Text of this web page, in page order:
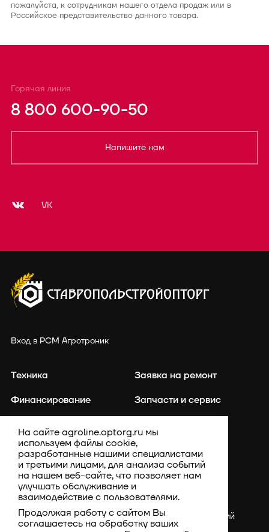
пожалуйста, к сотрудникам нашего отдела продаж или в
Российское представительство данного товара.
Горячая линия
8 800 600-90-50
Напишите нам
VK
Вход в РСМ Агротроник
Техника
Финансирование
Каталог запасных частей
Компания
Заявка на ремонт
Запчасти и сервис
Акции
Россия, Ставропольский
край, Шпаковский
На сайте agroline.optorg.ru мы
используем файлы cookie,
разработанные нашими специалистами
и третьими лицами, для анализа событий
на нашем веб-сайте, что позволяет нам
улучшать обслуживание и
взаимодействие с пользователями.
Продолжая работу с сайтом Вы
соглашаетесь на обработку ваших